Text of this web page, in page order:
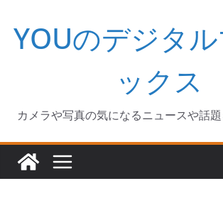
キ
YOUのデジタ
ックス
カメラや写真の気になるニュースや話